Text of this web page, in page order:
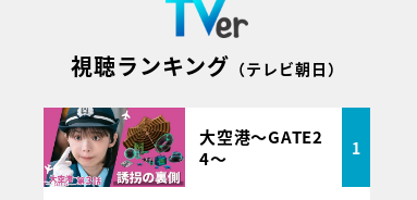
視聴ランキング （テレビ朝日）
大空港～GATE2
4～
1